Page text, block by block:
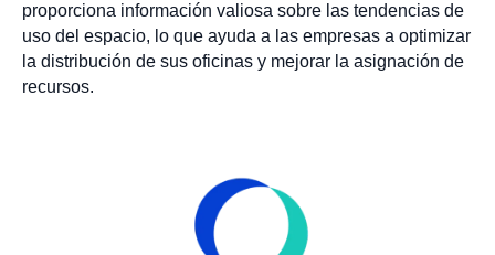
proporciona información valiosa sobre las tendencias de
uso del espacio, lo que ayuda a las empresas a optimizar
la distribución de sus oficinas y mejorar la asignación de
recursos.